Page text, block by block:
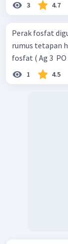
3 4.7
Perak fosfat
rumus tetapan
fosfat ( Ag 3 ​ PO
1 4.5